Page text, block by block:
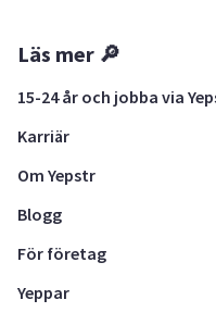
Läs mer 🔎
15-24 år och jobba via
Karriär
Om Yepstr
Blogg
För företag
Yeppar